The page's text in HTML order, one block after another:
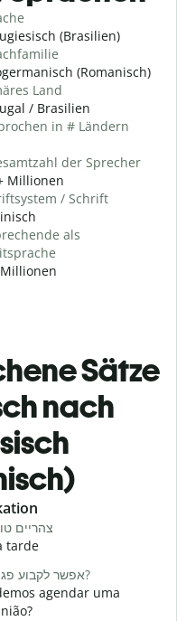
(Brasilien)
(Romanisch)
Land
/ Brasilien
in # Ländern
der Sprecher
Millionen
/ Schrift
als
Sätze
nach
צהריים
tarde
אפשר לקבוע פגישה?
agendar uma